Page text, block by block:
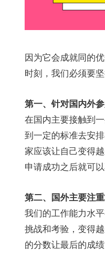
因为它会成就同的
时刻，我们必须要坚
第一、针对国内外
在国内主要接触到
到一定的标准去安
家应该让自己变得
申请成功之后就可
第二、国外主要注
我们的工作能力水
挑战和考验，变得
的分数让最后的成